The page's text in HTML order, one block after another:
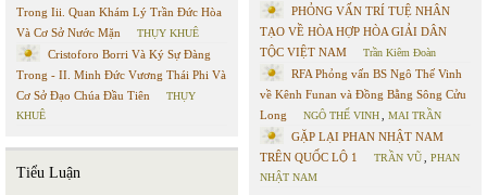
Trong Iii. Quan Khám Lý Trần Đức Hòa
Và Cơ Sở Nước Mặn
THỤY KHUÊ
Cristoforo Borri Và Ký Sự Đàng
Trong - II. Minh Đức Vương Thái Phi Và
Cơ Sở Đạo Chúa Đầu Tiên
THỤY
KHUÊ
Tiểu Luận
PHỎNG VẤN TRÍ TUỆ NHÂN
TẠO VỀ HÒA HỢP HÒA GIẢI DÂN
TỘC VIỆT NAM
Trần Kiêm Đoàn
RFA Phỏng vấn BS Ngô Thế Vinh
về Kênh Funan và Đồng Bằng Sông Cửu
Long
NGÔ THẾ VINH MAI TRẦN
GẶP LẠI PHAN NHẬT NAM
TRÊN QUỐC LỘ 1
TRẦN VŨ
PHAN
NHẬT NAM